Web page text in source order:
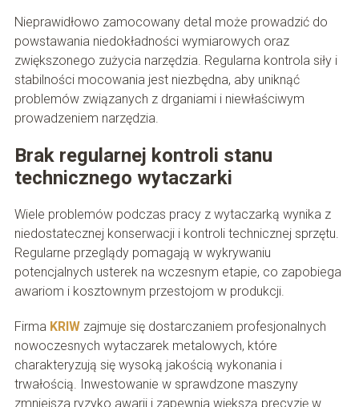
Nieprawidłowo zamocowany detal może prowadzić do
powstawania niedokładności wymiarowych oraz
zwiększonego zużycia narzędzia. Regularna kontrola siły i
stabilności mocowania jest niezbędna, aby uniknąć
problemów związanych z drganiami i niewłaściwym
prowadzeniem narzędzia.
Brak regularnej kontroli stanu
technicznego wytaczarki
Wiele problemów podczas pracy z wytaczarką wynika z
niedostatecznej konserwacji i kontroli technicznej sprzętu.
Regularne przeglądy pomagają w wykrywaniu
potencjalnych usterek na wczesnym etapie, co zapobiega
awariom i kosztownym przestojom w produkcji.
Firma KRIWzajmuje się dostarczaniem profesjonalnych
nowoczesnych wytaczarek metalowych, które
charakteryzują się wysoką jakością wykonania i
trwałością. Inwestowanie w sprawdzone maszyny
zmniejsza ryzyko awarii i zapewnia większą precyzję w